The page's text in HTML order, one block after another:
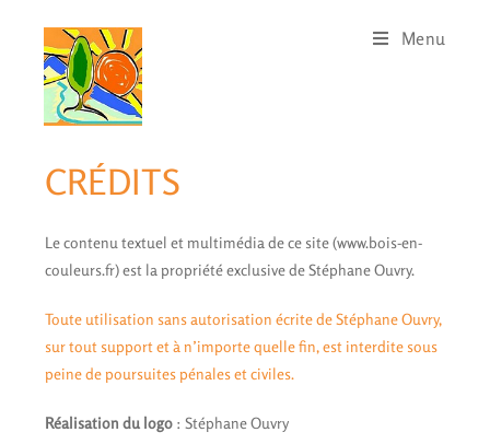
Menu
CRÉDITS
Le contenu textuel et multimédia de ce site (www.bois-en-
couleurs.fr) est la propriété exclusive de Stéphane Ouvry.
Toute utilisation sans autorisation écrite de Stéphane Ouvry,
sur tout support et à n’importe quelle fin, est interdite sous
peine de poursuites pénales et civiles.
Réalisation du logo : Stéphane Ouvry